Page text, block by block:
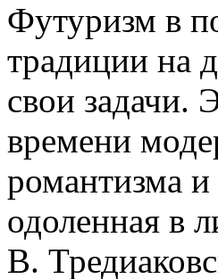
Футуризм в
традиции на
свои задачи.
времени
романтизма и
одоленная в
В.